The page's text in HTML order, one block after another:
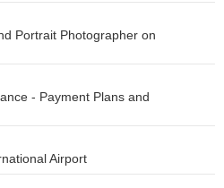
Portrait Photographer on
- Payment Plans and
Airport